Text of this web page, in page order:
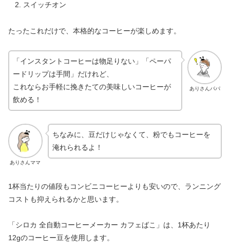
スイッチオン
たったこれだけで、本格的なコーヒーが楽しめます。
ありさんパパ
「インスタントコーヒーは物足りない」「ペーパ
ードリップは手間」だけれど、
これならお手軽に挽きたての美味しいコーヒーが
飲める！
ありさんママ
ちなみに、豆だけじゃなくて、粉でもコーヒーを
淹れられるよ！
1杯当たりの値段もコンビニコーヒーよりも安いので、ランニング
コストも抑えられるかと思います。
「シロカ 全自動コーヒーメーカー カフェばこ」は、1杯あたり
12gのコーヒー豆を使用します。